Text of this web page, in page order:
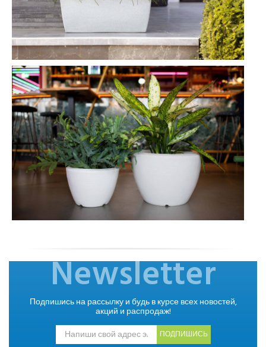
Newsletter
Подпишись на рассылку и будь в курсе всех новостей,
акций и распродаж!
ПОДПИШИСЬ